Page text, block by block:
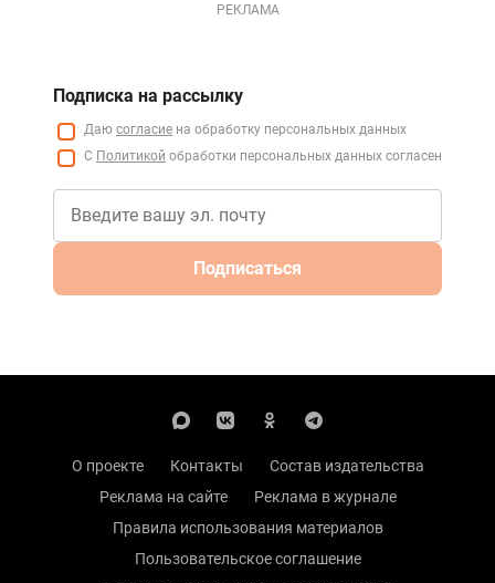
РЕКЛАМА
Подписка на рассылку
Даю согласие на обработку персональных данных
С Политикой обработки персональных данных согласен
Подписаться
О проекте Контакты
Состав издательства
Реклама на сайте
Реклама в журнале
Правила использования материалов
Пользовательское соглашение